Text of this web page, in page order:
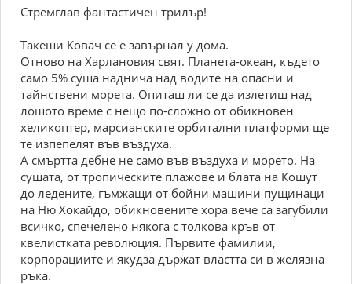
Стремглав фантастичен трилър!
Такеши Ковач се е завърнал у дома.
Отново на Харлановия свят. Планета-океан, където
само 5% суша наднича над водите на опасни и
тайнствени морета. Опиташ ли се да излетиш над
лошото време с нещо по-сложно от обикновен
хеликоптер, марсианските орбитални платформи ще
те изпепелят във въздуха.
А смъртта дебне не само във въздуха и морето. На
сушата, от тропическите плажове и блата на Кошут
до ледените, гъмжащи от бойни машини пущинаци
на Ню Хокайдо, обикновените хора вече са загубили
всичко, спечелено някога с толкова кръв от
квелистката революция. Първите фамилии,
корпорациите и якудза държат властта си в желязна
ръка.